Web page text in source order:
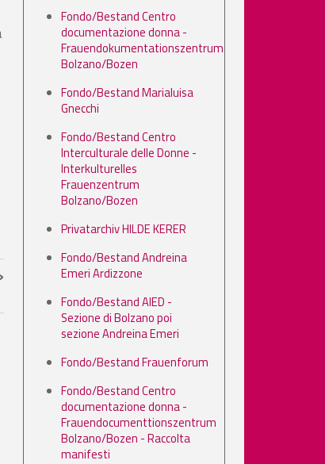
antico. La società: la
›
Fondo/Bestand Centro
documentazione donna -
Frauendokumentationszentrum
Bolzano/Bozen
Fondo/Bestand Marialuisa
Gnecchi
Fondo/Bestand Centro
Interculturale delle Donne -
Interkulturelles
Frauenzentrum
Bolzano/Bozen
Privatarchiv HILDE KERER
Fondo/Bestand Andreina
Emeri Ardizzone
Fondo/Bestand AIED -
Sezione di Bolzano poi
sezione Andreina Emeri
Fondo/Bestand Frauenforum
Fondo/Bestand Centro
documentazione donna -
Frauendocumenttionszentrum
Bolzano/Bozen - Raccolta
manifesti